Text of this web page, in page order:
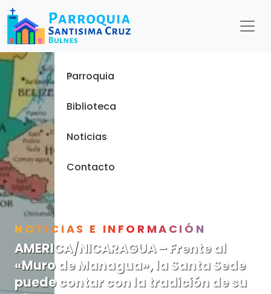
NOTICIAS E INFORMACIÓN
AMERICA/NICARAGUA – Frente al
«Muro de Managua», la Santa Sede
puede contar con la tradición de su
Menu
Inicio
Parroquia
Biblioteca
Noticias
Contacto